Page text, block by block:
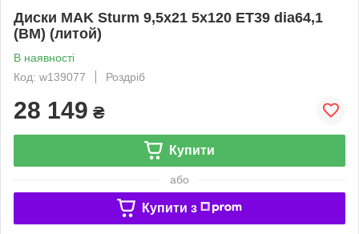
Диски MAK Sturm 9,5x21 5x120 ET39 dia64,1
(BM) (литой)
В наявності
Код: w139077
Роздріб
28 149 ₴
Купити
або
Купити з